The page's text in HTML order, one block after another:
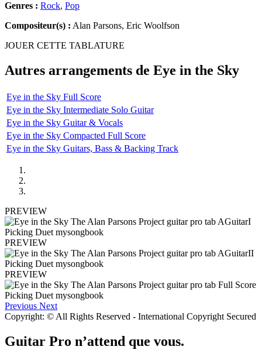
Genres : Rock, Pop
Compositeur(s) : Alan Parsons, Eric Woolfson
JOUER CETTE TABLATURE
Autres arrangements de Eye in the Sky
Eye in the Sky Full Score
Eye in the Sky Intermediate Solo Guitar
Eye in the Sky Guitar & Vocals
Eye in the Sky Compacted Full Score
Eye in the Sky Guitars, Bass & Backing Track
PREVIEW
PREVIEW
PREVIEW
Previous Next
Copyright: © All Rights Reserved - International Copyright Secured
Guitar Pro n’attend que vous.